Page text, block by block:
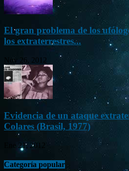
El gran problema de los
los extraterrestres...
Nov 26, 2012
Evidencia de un ataque
Colares (Brasil, 1977)
Ene 21, 2012
Categoría popular